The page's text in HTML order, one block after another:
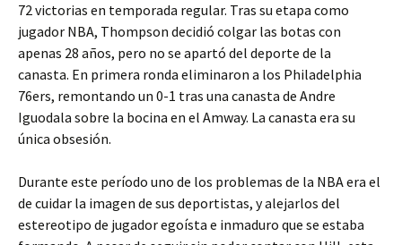
72 victorias en temporada regular. Tras su etapa como
jugador NBA, Thompson decidió colgar las botas con
apenas 28 años, pero no se apartó del deporte de la
canasta. En primera ronda eliminaron a los Philadelphia
76ers, remontando un 0-1 tras una canasta de Andre
Iguodala sobre la bocina en el Amway. La canasta era su
única obsesión.
Durante este período uno de los problemas de la NBA era el
de cuidar la imagen de sus deportistas, y alejarlos del
estereotipo de jugador egoísta e inmaduro que se estaba